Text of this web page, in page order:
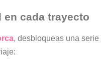
cada trayecto
, desbloqueas una